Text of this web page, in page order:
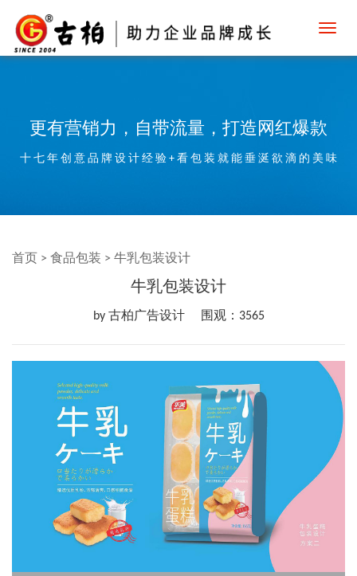
更有营销力，自带流量，打造网红爆款
十 七 年 创 意 品 牌 设 计 经 验 + 看 包 装 就 能 垂 涎 欲 滴 的 美 味
首页 > 食品包装 > 牛乳包装设计
牛乳包装设计
by 古柏广告设计 围观：3565